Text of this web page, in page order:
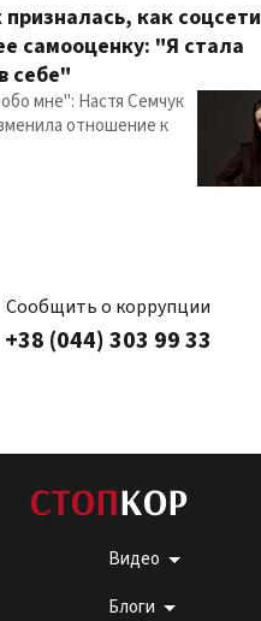
как соцсети
самооценку: "Я стала
себе"
мне": Настя Семчук
отношение к
Сообщить о коррупции
+38 (044) 303 99 33
Видео
Блоги